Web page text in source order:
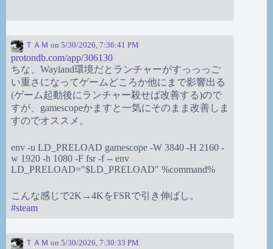
ＴＡＭ on 5/30/2026, 7:36:41 PM
protondb.com/app/306130
ちな、Wayland環境だとランチャーがすっっっご
い重さになってゲームどころか他にまで影響出る
(ゲーム起動後にランチャー殺せば改善する)ので
すが、gamescopeかますと一気にそのまま改善しま
すのでオススメ。
env -u LD_PRELOAD gamescope -W 3840 -H 2160 -
w 1920 -h 1080 -F fsr -f -- env
LD_PRELOAD="$LD_PRELOAD" %command%
こんな感じで2K→4KをFSRで引き伸ばし。
#steam
ＴＡＭ on 5/30/2026, 7:30:33 PM